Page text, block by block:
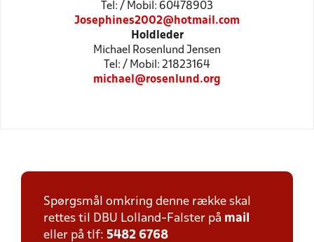
Tel: / Mobil: 60478903
Josephines2002@hotmail.com
Holdleder
Michael Rosenlund Jensen
Tel: / Mobil: 21823164
michael@rosenlund.org
Spørgsmål omkring denne række skal
rettes til DBU Lolland-Falster på mail
eller på tlf: 5482 6768